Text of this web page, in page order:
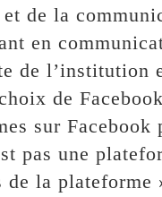
de la
en
de l’institution
de
sur Facebook
pas une
la plateforme